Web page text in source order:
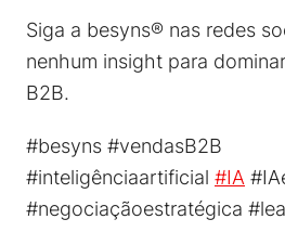
Siga a besyns® nas redes
nenhum insight para
B2B.
#besyns #vendasB2B
#inteligênciaartificial #IA
#negociaçãoestratégica